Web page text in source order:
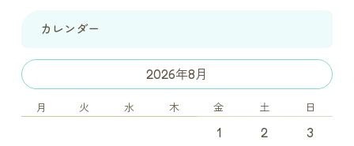
カレンダー
2026年8月
月 火 水 木 金 土 日
1 2 3